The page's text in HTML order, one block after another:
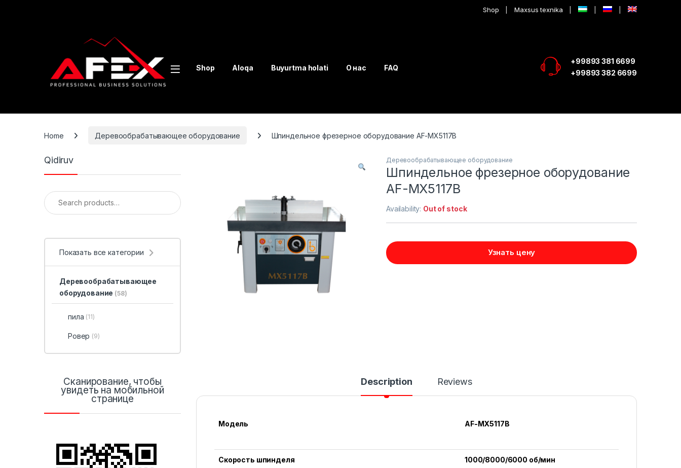
Shop Maxsus texnika
Shop Aloqa Buyurtma holati О нас FAQ
+99893 381 6699
+99893 382 6699
Home Деревообрабатывающее оборудование Шпиндельное фрезерное оборудование AF-MX5117B
Деревообрабатывающее оборудование
Шпиндельное фрезерное оборудование
AF-MX5117B
Availability: Out of stock
Узнать цену
Description Reviews
Модель AF-MX5117B
Скорость шпинделя 1000/8000/6000 об/мин
Qidiruv
Search for:
Показать все категории
Деревообрабатывающее
оборудование (58)
пила (11)
Ровер (9)
Сканирование, чтобы
увидеть на мобильной
странице